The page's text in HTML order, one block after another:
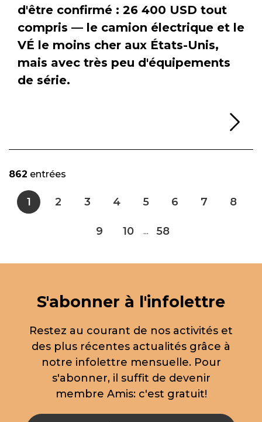
d'être confirmé : 26 400 USD tout
compris — le camion électrique et le
VÉ le moins cher aux États-Unis,
mais avec très peu d'équipements
de série.
862 entrées
1 2 3 4 5 6 7 8
9 10 ... 58
S'abonner à l'infolettre
Restez au courant de nos activités et
des plus récentes actualités grâce à
notre infolettre mensuelle. Pour
s'abonner, il suffit de devenir
membre Amis: c'est gratuit!